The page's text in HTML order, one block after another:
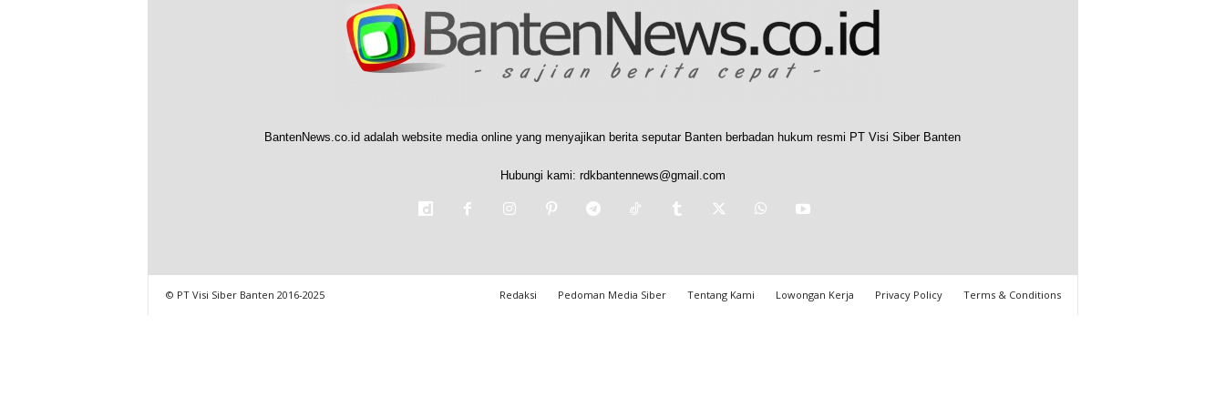
BantenNews.co.id adalah website media online yang menyajikan berita seputar Banten berbadan hukum resmi PT Visi Siber Banten
Hubungi kami: rdkbantennews@gmail.com
Redaksi Pedoman Media Siber Tentang Kami Lowongan Kerja Privacy Policy Terms & Conditions
© PT Visi Siber Banten 2016-2025